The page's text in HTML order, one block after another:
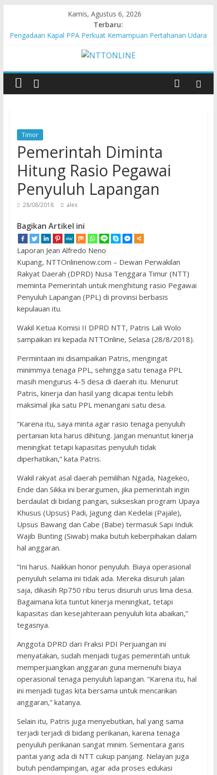
Kamis, Agustus 6, 2026
Terbaru:
Pengadaan Kapal PPA Perkuat Kemampuan Pertahanan Udara
Cahaya Kemerdekaan di Nonotbatan: Listrik Masuk Desa, PLN
Honda AT Family Day Semarakkan 11 Kota di Jawa Timur
Hasil KKN Kolaborasi UGM-Undana Jadi Pedoman Bangun
Timor
Pemerintah Diminta
Hitung Rasio Pegawai
Penyuluh Lapangan
28/08/2018 alex
Bagikan Artikel ini
Laporan Jean Alfredo Neno
Kupang, NTTOnlinenow.com – Dewan Perwakilan
Rakyat Daerah (DPRD) Nusa Tenggara Timur (NTT)
meminta Pemerintah untuk menghitung rasio Pegawai
Penyuluh Lapangan (PPL) di provinsi berbasis
kepulauan itu.
Wakil Ketua Komisi II DPRD NTT, Patris Lali Wolo
sampaikan ini kepada NTTOnline, Selasa (28/8/2018).
Permintaan ini disampaikan Patris, mengingat
minimmya tenaga PPL, sehingga satu tenaga PPL
masih mengurus 4-5 desa di daerah itu. Menurut
Patris, kinerja dan hasil yang dicapai tentu lebih
maksimal jika satu PPL menangani satu desa.
“Karena itu, saya minta agar rasio tenaga penyuluh
pertanian kita harus dihitung. Jangan menuntut kinerja
meningkat tetapi kapasitas penyuluh tidak
diperhatikan,” kata Patris.
Wakil rakyat asal daerah pemilihan Ngada, Nagekeo,
Ende dan Sikka ini berargumen, jika pemerintah ingin
berdaulat di bidang pangan, sukseskan program Upaya
Khusus (Upsus) Padi, Jagung dan Kedelai (Pajale),
Upsus Bawang dan Cabe (Babe) termasuk Sapi Induk
Wajib Bunting (Siwab) maka butuh keberpihakan dalam
hal anggaran.
“Ini harus. Naikkan honor penyuluh. Biaya operasional
penyuluh selama ini tidak ada. Mereka disuruh jalan
saja, dikasih Rp750 ribu terus disuruh urus lima desa.
Bagaimana kita tuntut kinerja meningkat, tetapi
kapasitas dan kesejahteraan penyuluh kita abaikan,”
tegasnya.
Anggota DPRD dari Fraksi PDI Perjuangan ini
menyatakan, sudah menjadi tugas pemerintah untuk
memperjuangkan anggaran guna memenuhi biaya
operasional tenaga penyuluh lapangan. “Karena itu, hal
ini menjadi tugas kita bersama untuk mencarikan
anggaran,” katanya.
Selain itu, Patris juga menyebutkan, hal yang sama
terjadi terjadi di bidang perikanan, karena tenaga
penyuluh perikanan sangat minim. Sementara garis
pantai yang ada di NTT cukup panjang. Nelayan juga
butuh pendampingan, agar ada proses edukasi